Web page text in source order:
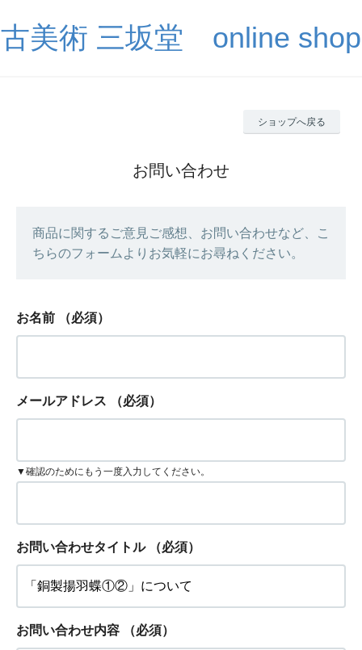
古美術 三坂堂 online shop
ショップへ戻る
お問い合わせ
商品に関するご意見ご感想、お問い合わせなど、こ
ちらのフォームよりお気軽にお尋ねください。
お名前 （必須）
メールアドレス （必須）
▼確認のためにもう一度入力してください。
お問い合わせタイトル （必須）
お問い合わせ内容 （必須）